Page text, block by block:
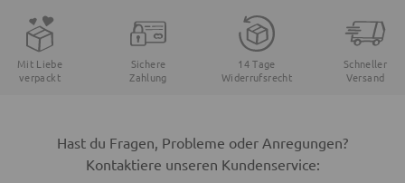
Mit Liebe
verpackt
Sichere
Zahlung
14 Tage
Widerrufsrecht
Schneller
Versand
Hast du Fragen, Probleme oder Anregungen?
Kontaktiere unseren Kundenservice: